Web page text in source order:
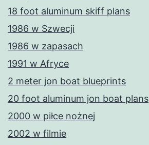
18 foot aluminum skiff plans
1986 w Szwecji
1986 w zapasach
1991 w Afryce
2 meter jon boat blueprints
20 foot aluminum jon boat plans
2000 w piłce nożnej
2002 w filmie